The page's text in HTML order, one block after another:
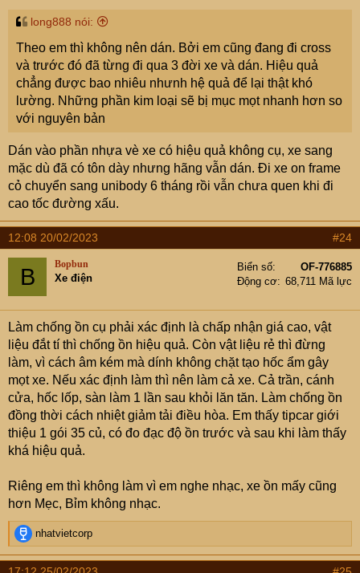
long888 nói:
Theo em thì không nên dán. Bởi em cũng đang đi cross
và trước đó đã từng đi qua 3 đời xe và dán. Hiệu quả
chẳng được bao nhiêu nhưnh hệ quả để lại thật khó
lường. Những phần kim loại sẽ bị mục mọt nhanh hơn so
với nguyên bản
Dán vào phần nhựa vè xe có hiệu quả không cụ, xe sang
mặc dù đã có tôn dày nhưng hãng vẫn dán. Đi xe on frame
cỏ chuyển sang unibody 6 tháng rồi vẫn chưa quen khi đi
cao tốc đường xấu.
12:08 20/02/2023 #24
B Bopbun
Xe điện
Biển số
OF-776885
Động cơ
68,711 Mã lực
Làm chống ồn cụ phải xác định là chấp nhận giá cao, vật
liệu đắt tí thì chống ồn hiệu quả. Còn vật liệu rẻ thì đừng
làm, vì cách âm kém mà dính không chặt tạo hốc ẩm gây
mọt xe. Nếu xác định làm thì nên làm cả xe. Cả trần, cánh
cửa, hốc lốp, sàn làm 1 lần sau khỏi lăn tăn. Làm chống ồn
đồng thời cách nhiệt giảm tải điều hòa. Em thấy tipcar giới
thiệu 1 gói 35 củ, có đo đạc độ ồn trước và sau khi làm thấy
khá hiệu quả.
Riêng em thì không làm vì em nghe nhạc, xe ồn mấy cũng
hơn Mẹc, Bỉm không nhạc.
R
e
a
nhatvietcorp